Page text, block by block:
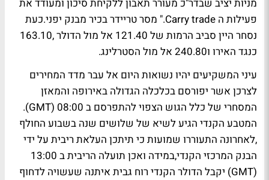
מניות יציב שבדר"כ מעורר תאבון ללקיחת סיכון ומעודד את
פעילות ה Carry trade." מסר טריידר בכיר מבנק יפני.כעת
נסחר היין סביב הרמות של 121.40 אל מול הדולר ,163.10
כנגד האירו ו240.80 אל מול הסטרלינג.
עיני המשקיעים יהיו נשואות היום אל עבר מדד המחירים
לצרכן אשר יפורסם בכלכלה הגדולה באירופה והמאזן
המסחרי של כלל הגוש הצפוי להתפרסם ב 08:00 (GMT).
המטבע הקנדי הגיע לשיא של שלושים שנה בשבוע החולף
,לאחרונה התעוררו שמועות כי תיתכן העלאת ריבית על ידי
הבנק המרכזי הקנדי,במידה ואכן תועלה הריבית ב 13:00
(GMT) יקבל הדולר הקנדי רוח גבית איתנה שעשויה לדחוף